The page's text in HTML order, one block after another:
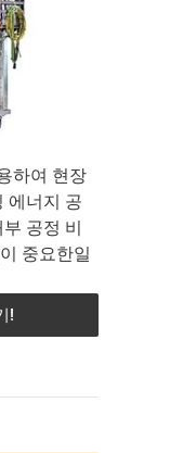
하여 현장
에너지 공
공정 비
중요한일
!